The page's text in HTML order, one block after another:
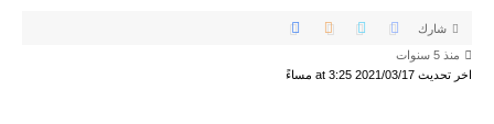
اخر تحديث 2021/03/17 at 3:25 مساءً
منذ 5 سنوات
شارك